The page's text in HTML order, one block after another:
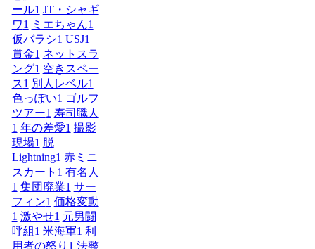
ール1 JT・シャギ
ワ1 ミエちゃん1
仮バラシ1 USJ1
賞金1 ネットスラ
ング1 空きスペー
ス1 別人レベル1
色っぽい1 ゴルフ
ツアー1 寿司職人
1 年の差愛1 撮影
現場1 脱
Lightning1 赤ミニ
スカート 1 有名人
1 集団廃業1 サー
フィン1 価格変動
1 激やせ1 元男闘
呼組1 米海軍1 利
用者の怒り 1 法整